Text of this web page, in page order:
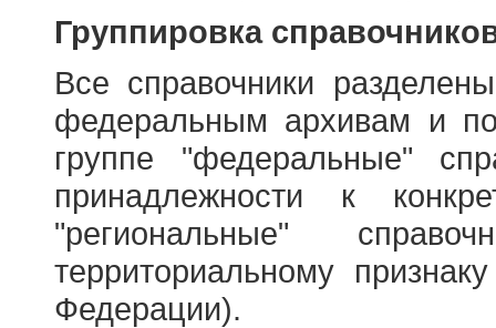
Группировка
Все справочники
федеральным архивам и
группе "федеральные"
принадлежности к
"региональные"
территориальному
Федерации).